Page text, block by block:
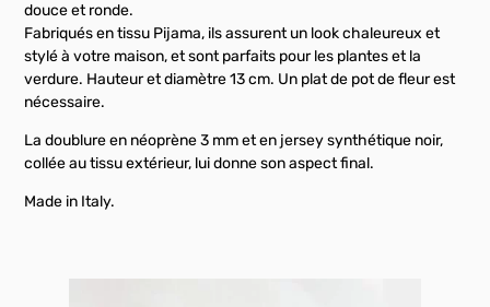
douce et ronde.
Fabriqués en tissu Pijama, ils assurent un look chaleureux et
stylé à votre maison, et sont parfaits pour les plantes et la
verdure. Hauteur et diamètre 13 cm. Un plat de pot de fleur est
nécessaire.
La doublure en néoprène 3 mm et en jersey synthétique noir,
collée au tissu extérieur, lui donne son aspect final.
Made in Italy.